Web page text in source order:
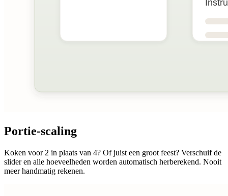
Portie-scaling
Koken voor 2 in plaats van 4? Of juist een groot feest? Verschuif de
slider en alle hoeveelheden worden automatisch herberekend. Nooit
meer handmatig rekenen.